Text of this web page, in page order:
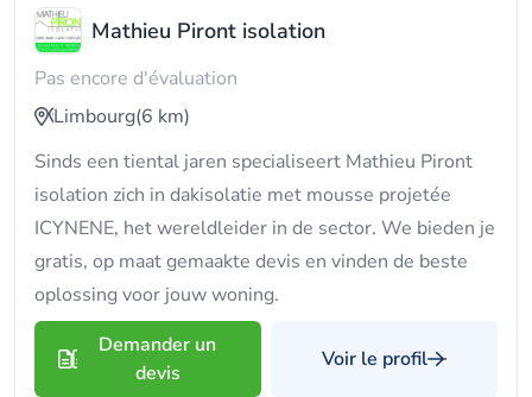
Mathieu Piront isolation
Pas encore d'évaluation
Limbourg(6 km)
Sinds een tiental jaren specialiseert Mathieu Piront
isolation zich in dakisolatie met mousse projetée
ICYNENE, het wereldleider in de sector. We bieden je
gratis, op maat gemaakte devis en vinden de beste
oplossing voor jouw woning.
Demander un
devis
Voir le profil